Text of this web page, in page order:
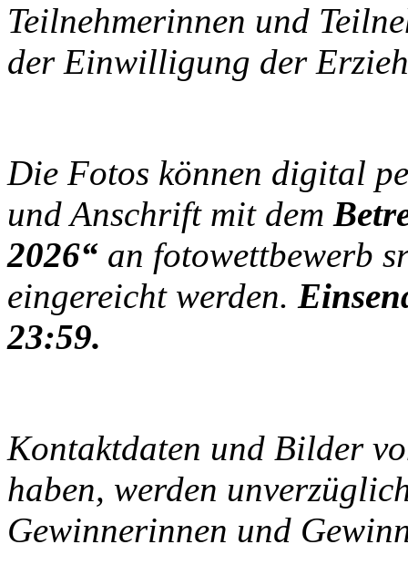
Teilnehmerinnen und
der Einwilligung der
Die Fotos können digital
und Anschrift mit dem
2026“ an fotowettbewerb
eingereicht werden.
23:59.
Kontaktdaten und Bilder
haben, werden
Gewinnerinnen und